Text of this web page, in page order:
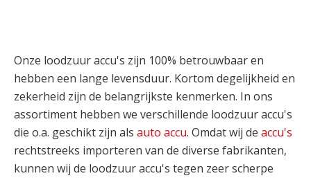
Onze loodzuur accu's zijn 100% betrouwbaar en
hebben een lange levensduur. Kortom degelijkheid en
zekerheid zijn de belangrijkste kenmerken. In ons
assortiment hebben we verschillende loodzuur accu's
die o.a. geschikt zijn als auto accu. Omdat wij de accu's
rechtstreeks importeren van de diverse fabrikanten,
kunnen wij de loodzuur accu's tegen zeer scherpe